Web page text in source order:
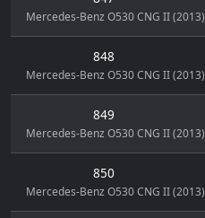
Mercedes-Benz O530 CNG II (2013)
848
Mercedes-Benz O530 CNG II (2013)
849
Mercedes-Benz O530 CNG II (2013)
850
Mercedes-Benz O530 CNG II (2013)